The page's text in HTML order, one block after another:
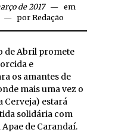
de 2017
em
por Redação
e
os amantes de
mais uma vez o
Cerveja) estará
solidária com
de Carandaí.